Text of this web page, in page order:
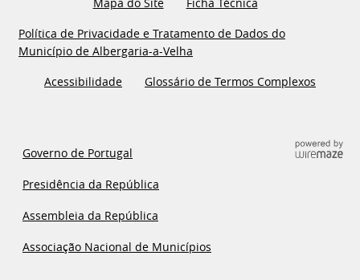
Política de Privacidade e Tratamento de Dados do
Município de Albergaria-a-Velha
Acessibilidade
Glossário de Termos Complexos
Governo de Portugal
Presidência da República
Assembleia da República
Associação Nacional de Municípios